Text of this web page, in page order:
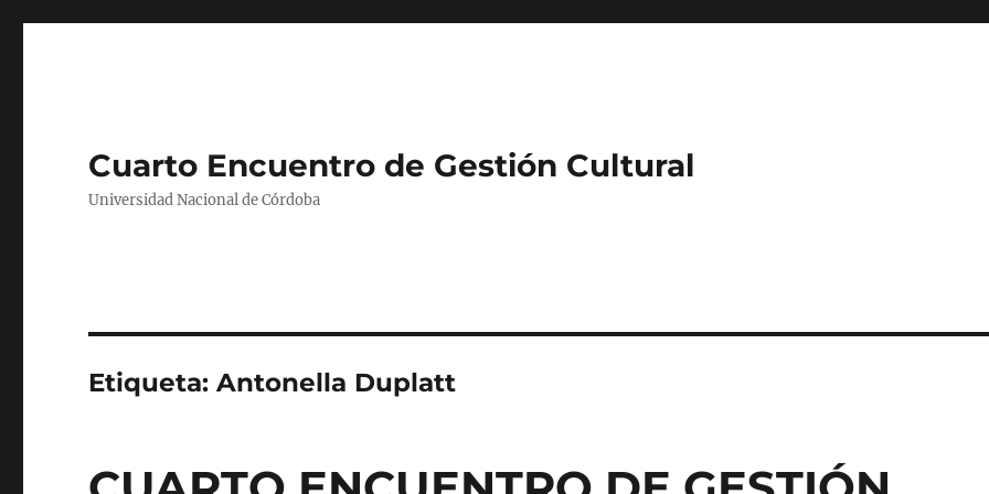
Cuarto Encuentro de Gestión Cultural
Universidad Nacional de Córdoba
Etiqueta:Antonella Duplatt